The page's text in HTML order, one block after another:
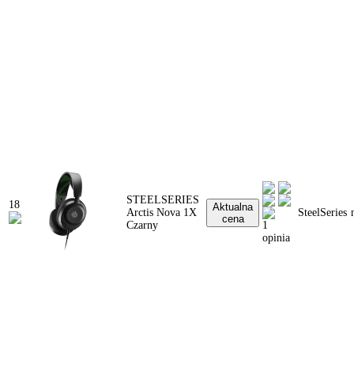
18
STEELSERIES
Arctis Nova 1X
Czarny
Aktualna
cena
1
opinia
SteelSeries